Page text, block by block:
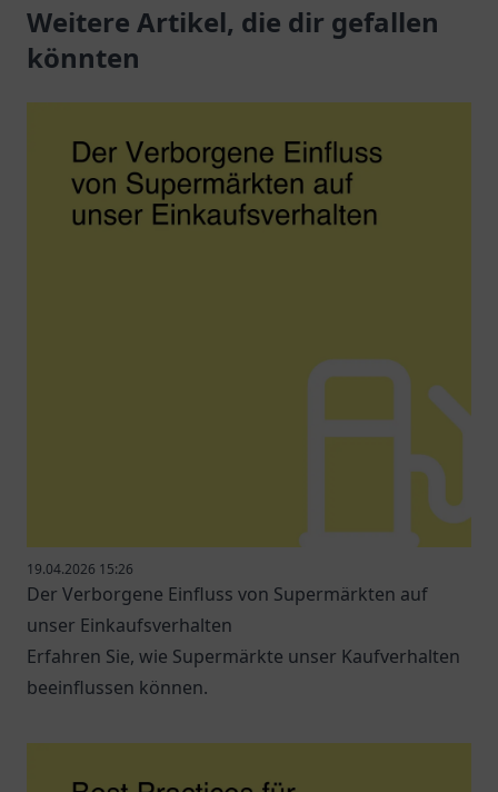
nachhaltige
Ladeoptionen in
Weitere Artikel, die dir gefallen
könnten
19.04.2026 15:26
Der Verborgene Einfluss von Supermärkten auf
unser Einkaufsverhalten
Erfahren Sie, wie Supermärkte unser Kaufverhalten
beeinflussen können.